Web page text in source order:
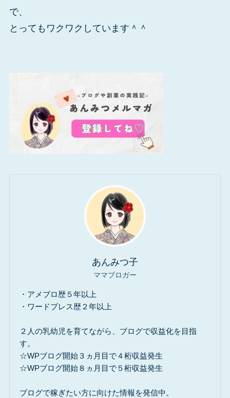
で、
とってもワクワクしています＾＾
あんみつ子
ママブロガー
・アメブロ歴５年以上
・ワードプレス歴２年以上
２人の乳幼児を育てながら、ブログで収益化を目指
す。
☆WPブログ開始３ヵ月目で４桁収益発生
☆WPブログ開始８ヵ月目で５桁収益発生
ブログで稼ぎたい方に向けた情報を発信中。